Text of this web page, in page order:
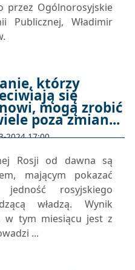
przez Ogólnorosyjskie
Publicznej, Władimir
którzy
się
mogą zrobić
poza zmian...
2024 17:00
Rosji od dawna są
mającym pokazać
jedność rosyjskiego
władzą. Wynik
w tym miesiącu jest z
...